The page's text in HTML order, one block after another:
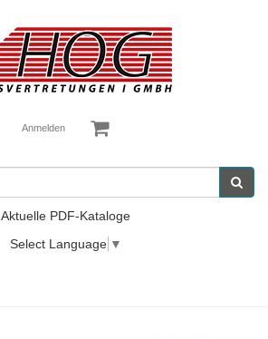
Anmelden
Aktuelle PDF-Kataloge
Select Language ▼